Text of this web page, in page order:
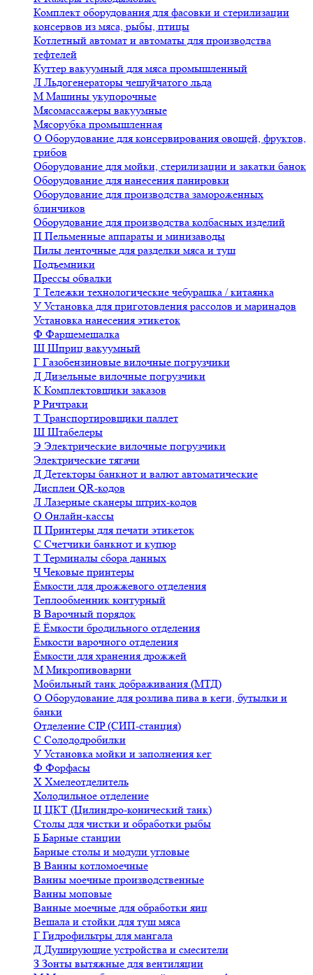
Комплект оборудования для фасовки и стерилизации
консервов из мяса, рыбы, птицы
Котлетный автомат и автоматы для производства
тефтелей
Куттер вакуумный для мяса промышленный
Л Льдогенераторы чешуйчатого льда
М Машины укупорочные
Мясомассажеры вакуумные
Мясорубка промышленная
О Оборудование для консервирования овощей, фруктов,
грибов
Оборудование для мойки, стерилизации и закатки банок
Оборудование для нанесения панировки
Оборудование для производства замороженных
блинчиков
Оборудование для производства колбасных изделий
П Пельменные аппараты и минизаводы
Пилы ленточные для разделки мяса и туш
Подъемники
Прессы обвалки
Т Тележки технологические чебурашка / китаянка
У Установка для приготовления рассолов и маринадов
Установка нанесения этикеток
Ф Фаршемешалка
Ш Шприц вакуумный
Г Газобензиновые вилочные погрузчики
Д Дизельные вилочные погрузчики
К Комплектовщики заказов
Р Ричтраки
Т Транспортировщики паллет
Ш Штабелеры
Э Электрические вилочные погрузчики
Электрические тягачи
Д Детекторы банкнот и валют автоматические
Дисплеи QR-кодов
Л Лазерные сканеры штрих-кодов
О Онлайн-кассы
П Принтеры для печати этикеток
С Счетчики банкнот и купюр
Т Терминалы сбора данных
ЧЧековые принтеры
Ёмкости для дрожжевого отделения
Теплообменник контурный
В Варочный порядок
Ё Ёмкости бродильного отделения
Ёмкости варочного отделения
Ёмкости для хранения дрожжей
М Микропивоварни
Мобильный танк дображивания (МТД)
О Оборудование для розлива пива в кеги, бутылки и
банки
Отделение CIP (СИП-станция)
С Солододробилки
У Установка мойки и заполнения кег
Ф Форфасы
Х Хмелеотделитель
Холодильное отделение
Ц ЦКТ (Цилиндро-конический танк)
Столы для чистки и обработки рыбы
Б Барные станции
Барные столы и модули угловые
В Ванны котломоечные
Ванны моечные производственные
Ванны моповые
Ванные моечные для обработки яиц
Вешала и стойки для туш мяса
Г Гидрофильтры для мангала
Д Душирующие устройства и смесители
З Зонты вытяжные для вентиляции